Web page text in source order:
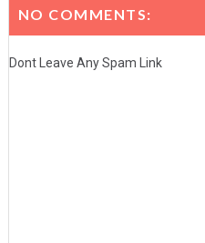
NO COMMENTS:
Dont Leave Any Spam Link